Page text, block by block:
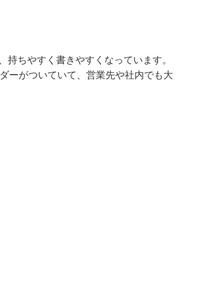
ちやすく書きやすくなっています。
ーがついていて、営業先や社内でも大